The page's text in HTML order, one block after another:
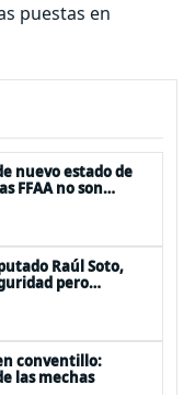
puestas en
nuevo estado de
FFAA no son
Raúl Soto,
pero
alzamiento del
conventillo:
las mechas